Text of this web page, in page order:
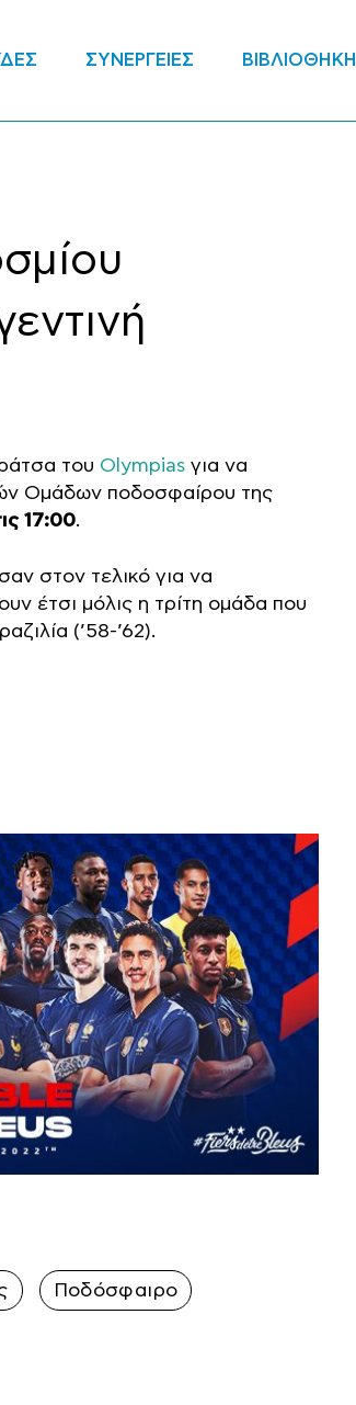
ΣΥΝΕΡΓΕΙΕΣ ΒΙΒΛΙΟΘΗΚΗ
του Olympias για να
Ομάδων ποδοσφαίρου της
17:00.
στον τελικό για να
έτσι μόλις η τρίτη ομάδα που
(’58-’62).
Ποδόσφαιρο